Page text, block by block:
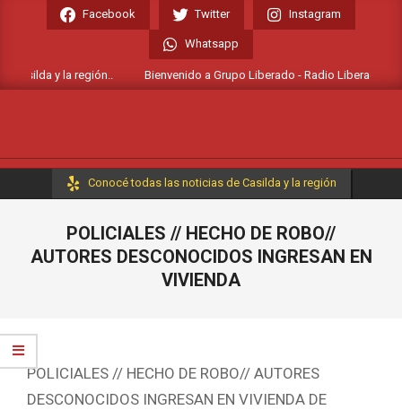
Facebook Twitter Instagram
Whatsapp
y la región.. Bienvenido a Grupo Liberado - Radio Liberada
Primary
Conocé todas las noticias de Casilda y la región
POLICIALES // HECHO DE ROBO//
AUTORES DESCONOCIDOS INGRESAN EN
VIVIENDA
POLICIALES // HECHO DE ROBO// AUTORES
DESCONOCIDOS INGRESAN EN VIVIENDA DE